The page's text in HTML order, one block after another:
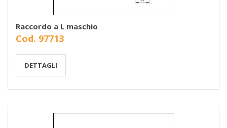
Raccordo a L maschio
Cod. 97713
DETTAGLI